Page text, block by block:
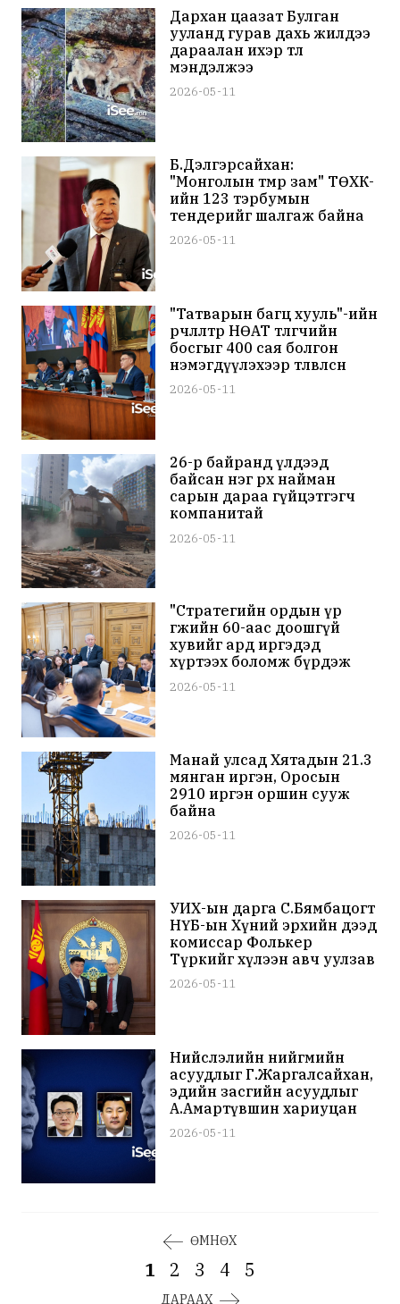
Дархан цаазат Булган
ууланд гурав дахь жилдээ
дараалан ихэр төл
мэндэлжээ
2026-05-11
Б.Дэлгэрсайхан:
"Монголын төмөр зам" ТӨХК-
ийн 123 тэрбумын
тендерийг шалгаж байна
2026-05-11
"Татварын багц хууль"-ийн
өөрчлөлтөөр НӨАТ төлөгчийн
босгыг 400 сая болгон
нэмэгдүүлэхээр төлөвлөсөн
хэмээн МАН-ын бүлэг
мэдээллээ
2026-05-11
26-р байранд үлдээд
байсан нэг өрх найман
сарын дараа гүйцэтгэгч
компанитай
тохиролцсоноор барилгыг
нураах ажил эхэллээ
2026-05-11
"Стратегийн ордын үр
өгөөжийн 60-аас доошгүй
хувийг ард иргэдэд
хүртээх боломж бүрдэж
байна" гэв
2026-05-11
Манай улсад Хятадын 21.3
мянган иргэн, Оросын
2910 иргэн оршин сууж
байна
2026-05-11
УИХ-ын дарга С.Бямбацогт
НҮБ-ын Хүний эрхийн дээд
комиссар Фолькер
Түркийг хүлээн авч уулзав
2026-05-11
Нийслэлийн нийгмийн
асуудлыг Г.Жаргалсайхан,
эдийн засгийн асуудлыг
А.Амартүвшин хариуцан
ажиллах болсныг
танилцуулав
2026-05-11
ӨМНӨХ
1 2 3 4 5
ДАРААХ